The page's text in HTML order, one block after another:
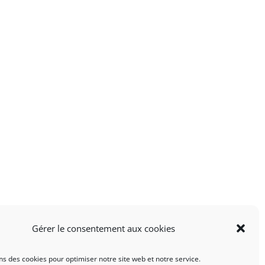
Gérer le consentement aux cookies
des cookies pour optimiser notre site web et notre service.